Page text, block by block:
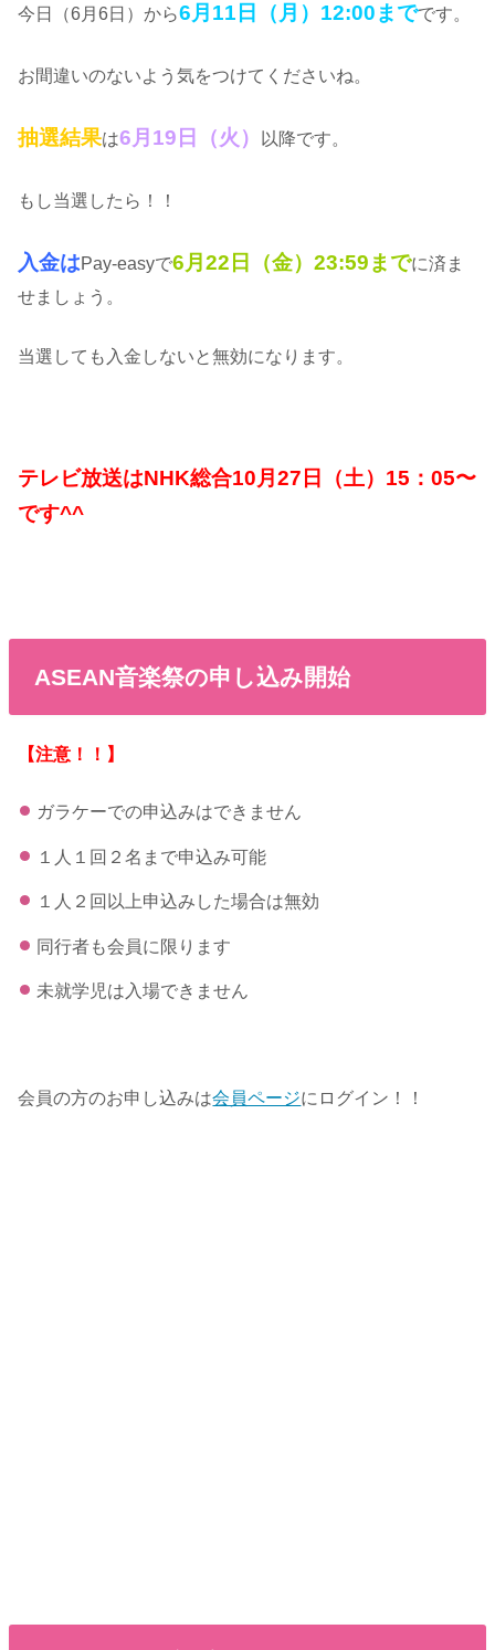
今日（6月6日）から6月11日（月）12:00までです。
お間違いのないよう気をつけてくださいね。
抽選結果は6月19日（火） 以降です。
もし当選したら！！
入金はPay-easyで6月22日（金）23:59までに済ま
せましょう。
当選しても入金しないと無効になります。
テレビ放送はNHK総合10月27日（土）15：05〜
です^^
ASEAN音楽祭の申し込み開始
【注意！！】
ガラケーでの申込みはできません
１人１回２名まで申込み可能
１人２回以上申込みした場合は無効
同行者も会員に限ります
未就学児は入場できません
会員の方のお申し込みは会員ページにログイン！！